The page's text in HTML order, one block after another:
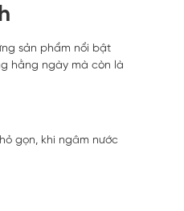
sản phẩm nổi bật
hằng ngày mà còn là
gọn, khi ngâm nước